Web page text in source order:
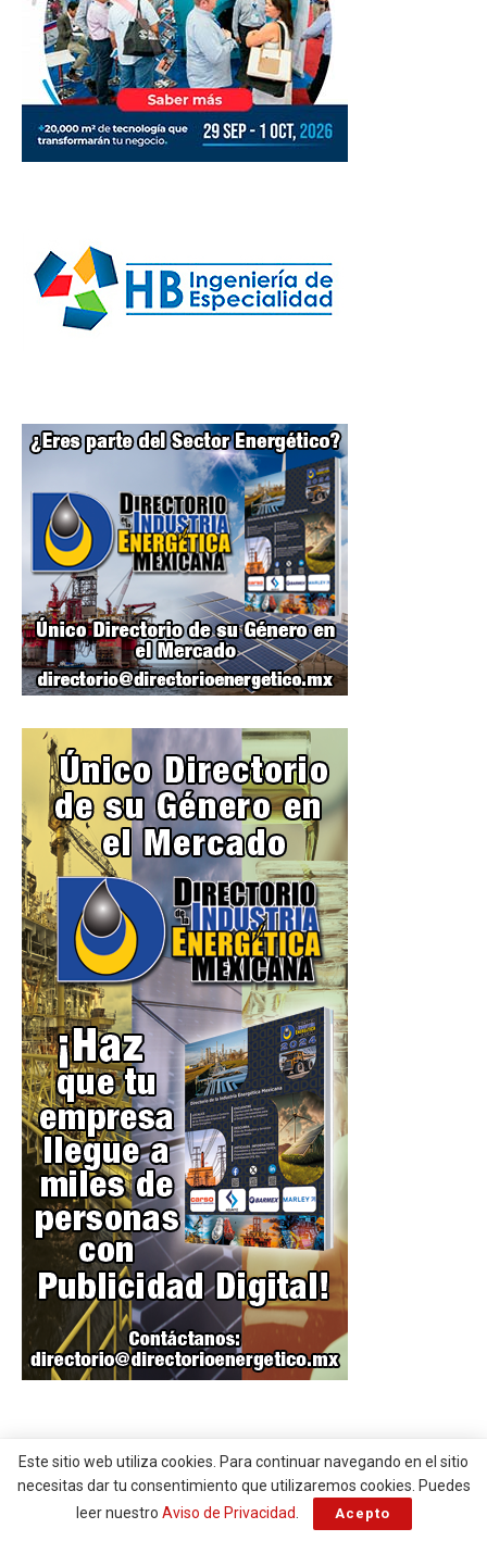
Este sitio web utiliza cookies. Para continuar navegando en el sitio
necesitas dar tu consentimiento que utilizaremos cookies. Puedes
leer nuestro Aviso de Privacidad Acepto